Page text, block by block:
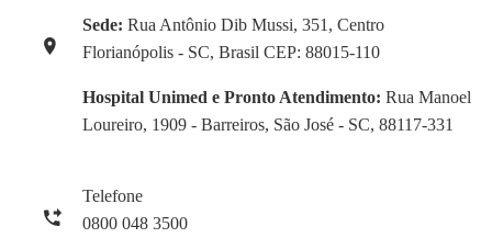
Sede: Rua Antônio Dib Mussi, 351, Centro
Florianópolis - SC, Brasil CEP: 88015-110
Hospital Unimed e Pronto Atendimento: Rua Manoel
Loureiro, 1909 - Barreiros, São José - SC, 88117-331
Telefone
0800 048 3500